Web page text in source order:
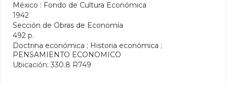
México : Fondo de Cultura Económica
1942
Sección de Obras de Economía
492 p.
Doctrina económica ; Historia económica ;
PENSAMIENTO ECONOMICO
Ubicación: 330.8 R749